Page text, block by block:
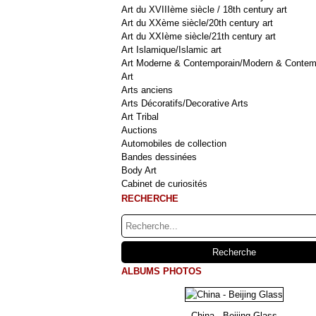
Art du XVIIIème siècle / 18th century art
Art du XXème siècle/20th century art
Art du XXIème siècle/21th century art
Art Islamique/Islamic art
Art Moderne & Contemporain/Modern &
Art
Arts anciens
Arts Décoratifs/Decorative Arts
Art Tribal
Auctions
Automobiles de collection
Bandes dessinées
Body Art
Cabinet de curiosités
RECHERCHE
ALBUMS PHOTOS